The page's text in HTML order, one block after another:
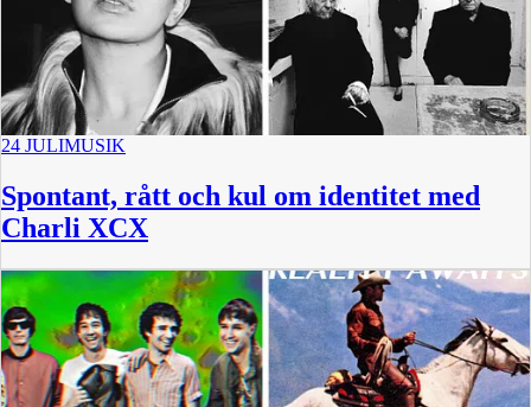
24 JULIMUSIK
Spontant, rått och kul om identitet med
Charli XCX